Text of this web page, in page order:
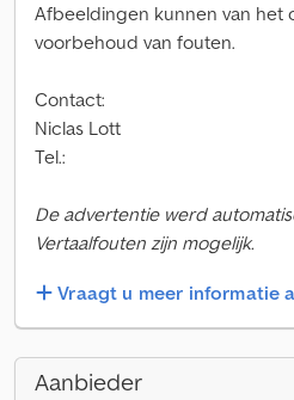
Afbeeldingen kunnen van het
voorbehoud van fouten.
Contact:
Niclas Lott
Tel.:
De advertentie werd
Vertaalfouten zijn mogelijk.
Vraagt u meer informatie
Aanbieder